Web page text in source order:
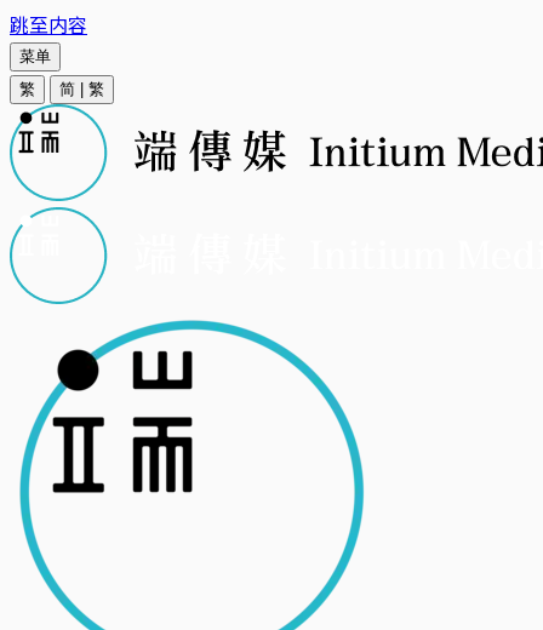
跳至内容
菜单
繁
简 繁